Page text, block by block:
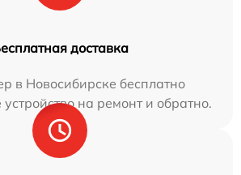
доставка
в Новосибирске бесплатно
на ремонт и обратно.